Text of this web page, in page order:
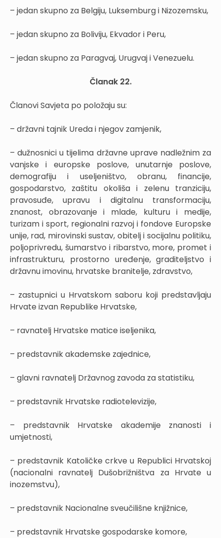
– jedan skupno za Belgiju, Luksemburg i Nizozemsku,
– jedan skupno za Boliviju, Ekvador i Peru,
– jedan skupno za Paragvaj, Urugvaj i Venezuelu.
Članak 22.
Članovi Savjeta po položaju su:
– državni tajnik Ureda i njegov zamjenik,
– dužnosnici u tijelima državne uprave nadležnim za
vanjske i europske poslove, unutarnje poslove,
demografiju i useljeništvo, obranu, financije,
gospodarstvo, zaštitu okoliša i zelenu tranziciju,
pravosuđe, upravu i digitalnu transformaciju,
znanost, obrazovanje i mlade, kulturu i medije,
turizam i sport, regionalni razvoj i fondove Europske
unije, rad, mirovinski sustav, obitelj i socijalnu politiku,
poljoprivredu, šumarstvo i ribarstvo, more, promet i
infrastrukturu, prostorno uređenje, graditeljstvo i
državnu imovinu, hrvatske branitelje, zdravstvo,
– zastupnici u Hrvatskom saboru koji predstavljaju
Hrvate izvan Republike Hrvatske,
– ravnatelj Hrvatske matice iseljenika,
– predstavnik akademske zajednice,
– glavni ravnatelj Državnog zavoda za statistiku,
– predstavnik Hrvatske radiotelevizije,
– predstavnik Hrvatske akademije znanosti i
umjetnosti,
– predstavnik Katoličke crkve u Republici Hrvatskoj
(nacionalni ravnatelj Dušobrižništva za Hrvate u
inozemstvu),
– predstavnik Nacionalne sveučilišne knjižnice,
– predstavnik Hrvatske gospodarske komore,